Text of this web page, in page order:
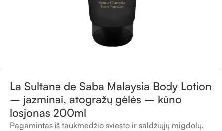
La Sultane de Saba Malaysia Body Lotion
– jazminai, atogražų gėlės – kūno
losjonas 200ml
Pagamintas iš taukmedžio sviesto ir saldžiųjų migdolų,